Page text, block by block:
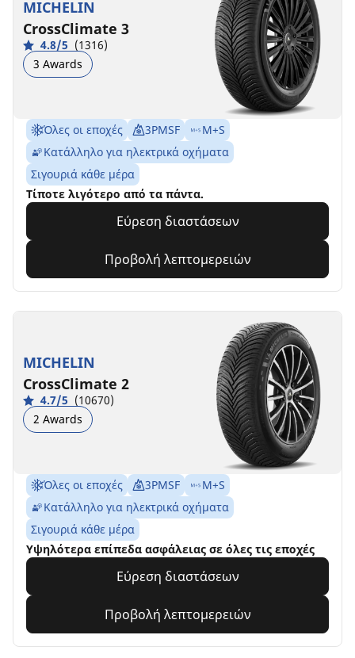
MICHELIN
CrossClimate 3
4.8/5 (1316)
3 Awards
Όλες οι εποχές 3PMSF
M+S
Κατάλληλο για ηλεκτρικά οχήματα
Σιγουριά κάθε μέρα
Τίποτε λιγότερο από τα πάντα.
Εύρεση διαστάσεων
Προβολή λεπτομερειών
MICHELIN
CrossClimate 2
4.7/5 (10670)
2 Awards
Όλες οι εποχές 3PMSF
M+S
Κατάλληλο για ηλεκτρικά οχήματα
Σιγουριά κάθε μέρα
Υψηλότερα επίπεδα ασφάλειας σε όλες τις εποχές
Εύρεση διαστάσεων
Προβολή λεπτομερειών